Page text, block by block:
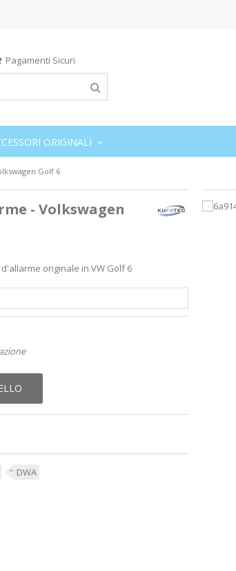
Pagamenti Sicuri
ORIGINALI
Golf 6
- Volkswagen
originale in VW Golf 6
DWA